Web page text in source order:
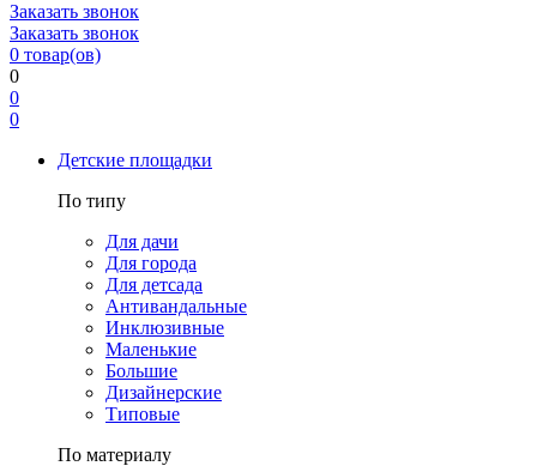
Заказать звонок
Заказать звонок
0 товар(ов)
0
0
0
Детские площадки
По типу
Для дачи
Для города
Для детсада
Антивандальные
Инклюзивные
Маленькие
Большие
Дизайнерские
Типовые
По материалу